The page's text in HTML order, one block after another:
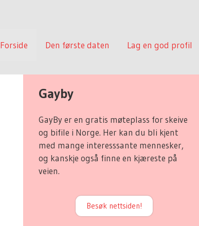
Forside Den første daten Lag en god profil
Gayby
GayBy er en gratis møteplass for skeive
og bifile i Norge. Her kan du bli kjent
med mange interesssante mennesker,
og kanskje også finne en kjæreste på
veien.
Besøk nettsiden!